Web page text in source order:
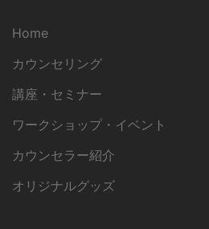
Home
カウンセリング
講座・セミナー
ワークショップ・イベント
カウンセラー紹介
オリジナルグッズ